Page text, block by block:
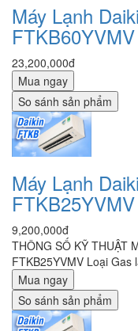
Máy Lạnh
FTKB60YVMV
23,200,000đ
Mua ngay
So sánh sản phẩm
Máy Lạnh
FTKB25YVMV
9,200,000đ
THÔNG SỐ KỸ THUẬT
FTKB25YVMV Loại
Mua ngay
So sánh sản phẩm